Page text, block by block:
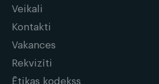
Veikali
Kontakti
Vakances
Rekvizīti
Ētikas kodekss